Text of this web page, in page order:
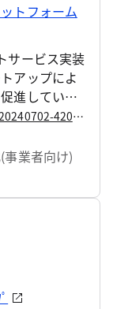
トフォーム
サービス実装
アップによ
進していま
https://www.my.metro.tokyo.lg.jp/w/110-20240702-42079672
業者向け)